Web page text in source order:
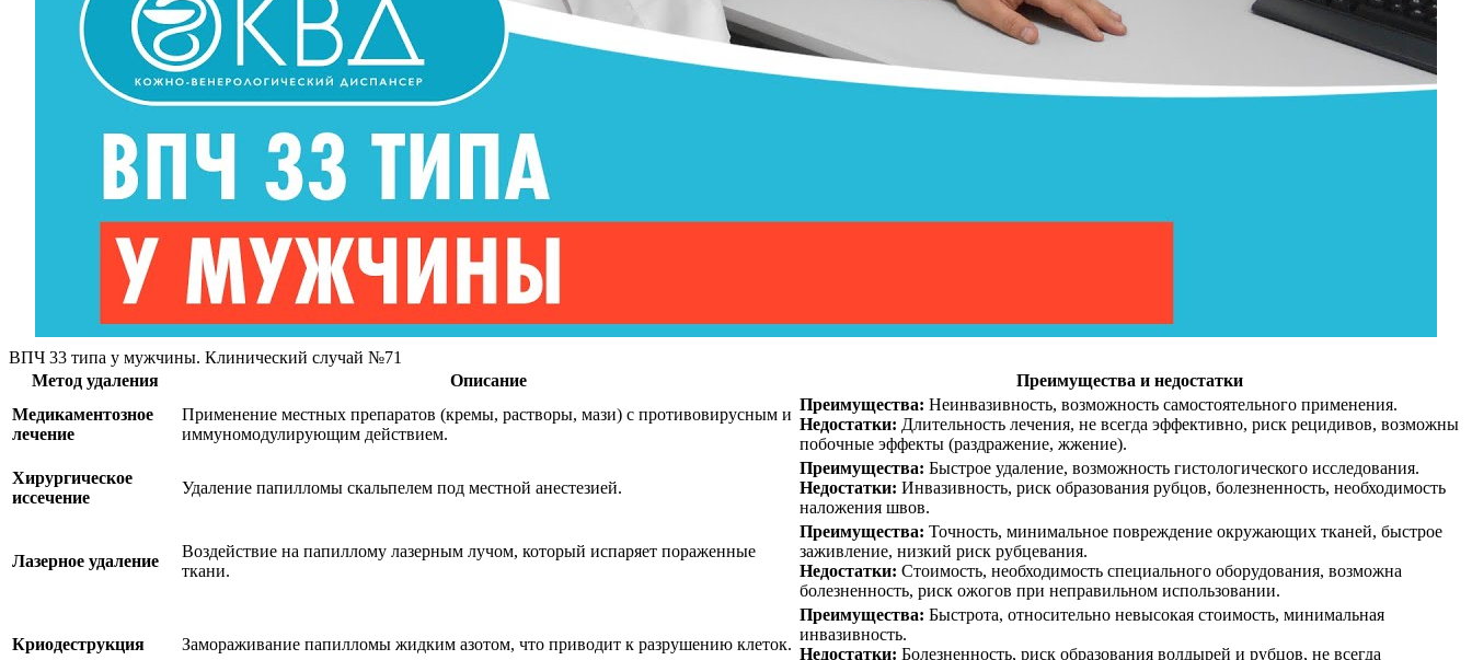
ВПЧ 33 типа у мужчины. Клинический случай №71
Метод удаления
Описание
Преимущества и недостатки
Медикаментозное
лечение
Применение местных препаратов (кремы, растворы, мази) с противовирусным и
иммуномодулирующим действием.
Преимущества: Неинвазивность, возможность самостоятельного применения.
Недостатки: Длительность лечения, не всегда эффективно, риск рецидивов, возможны
побочные эффекты (раздражение, жжение).
Хирургическое
иссечение
Удаление папилломы скальпелем под местной анестезией.
Преимущества: Быстрое удаление, возможность гистологического исследования.
Недостатки: Инвазивность, риск образования рубцов, болезненность, необходимость
наложения швов.
Лазерное удаление
Воздействие на папиллому лазерным лучом, который испаряет пораженные
ткани.
Преимущества: Точность, минимальное повреждение окружающих тканей, быстрое
заживление, низкий риск рубцевания.
Недостатки: Стоимость, необходимость специального оборудования, возможна
болезненность, риск ожогов при неправильном использовании.
Криодеструкция Замораживание папилломы жидким азотом, что приводит к разрушению клеток.
Преимущества: Быстрота, относительно невысокая стоимость, минимальная
инвазивность.
Недостатки: Болезненность, риск образования волдырей и рубцов, не всегда